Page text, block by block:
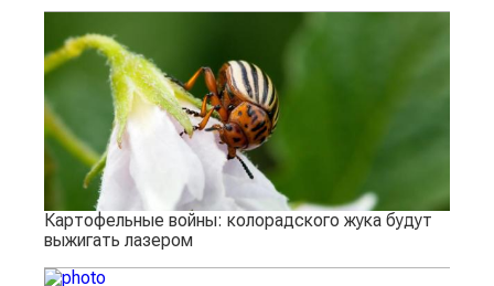
Картофельные войны: колорадского жука будут
выжигать лазером